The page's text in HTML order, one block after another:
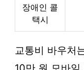
장애인 콜
택시
교통비 바우처